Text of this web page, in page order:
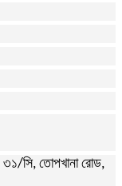
৩১/সি, তোপখানা রোড,